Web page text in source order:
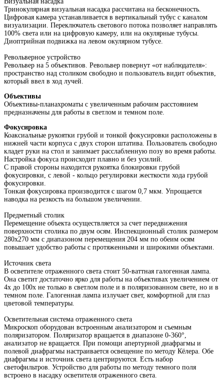
Тринокулярная визуальная насадка рассчитана на бесконечность.
Цифровая камера устанавливается в вертикальный тубус с каналом
визуализации. Переключатель светового потока позволяет направлять
100% света или на цифровую камеру, или на окулярные тубусы.
Диоптрийная подвижка на левом окулярном тубусе.
Револьверное устройство
Револьвер на 5 объективов. Револьвер повернут «от наблюдателя»:
пространство над столиком свободно и пользователь видит объектив,
который ввел в ход лучей.
Объективы
Объективы-планахроматы с увеличенным рабочим расстоянием
предназначены для работы в светлом и темном поле.
Фокусировка
Коаксиальные рукоятки грубой и тонкой фокусировки расположены в
нижней части корпуса с двух сторон штатива. Пользователь свободно
кладет руки на стол и занимает расслабленную позу во время работы.
Настройка фокуса происходит плавно и без усилий.
С правой стороны находится рукоятка блокировки грубой
фокусировки, с левой - кольцо регулировки жесткости хода грубой
фокусировки.
Тонкая фокусировка производится с шагом 0,7 мкм. Упрощается
наводка на резкость на большом увеличении.
Предметный столик
Перемещение объекта осуществляется за счет передвижения
поверхности столика по двум осям. Инспекционный столик размером
280x270 мм с диапазоном перемещения 204 мм по обеим осям
повышает удобство работы с протяженными и широкими объектами.
Источник света
В осветителе отраженного света стоит 50-ваттная галогенная лампа.
Она светит достаточно ярко для работы на объективах увеличением от
4х до 100х не только в светлом поле и в поляризованном свете, но и в
темном поле. Галогенная лампа излучает свет, комфортной для глаз
цветовой температуры.
Осветительная система отраженного света
Микроскоп оборудован встроенным анализатором и съемным
поляризатором. Поляризатор вращается в диапазоне 0-360°,
анализатор не вращается. При помощи апертурной диафрагмы и
полевой диафрагмы настраивается освещение по методу Кёлера. Обе
диафрагмы и источник света центрируются. Есть набор
светофильтров. Устройство для работы по методу темного поля
встроено в насадку осветителя отраженного света.